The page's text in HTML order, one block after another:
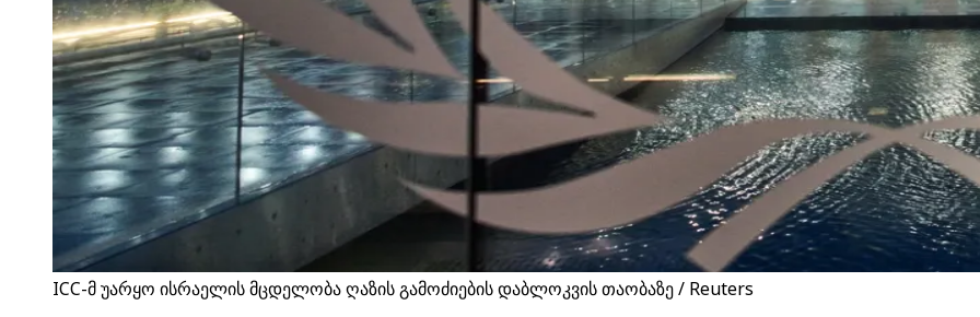
ICC-მ უარყო ისრაელის მცდელობა ღაზის გამოძიების დაბლოკვის თაობაზე / Reuters